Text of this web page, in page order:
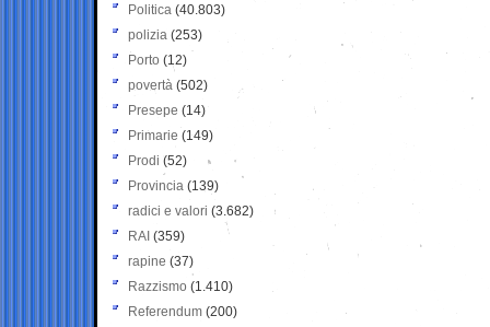
Politica (40.803)
polizia (253)
Porto (12)
povertà (502)
Presepe (14)
Primarie (149)
Prodi (52)
Provincia (139)
radici e valori (3.682)
RAI (359)
rapine (37)
Razzismo (1.410)
Referendum (200)